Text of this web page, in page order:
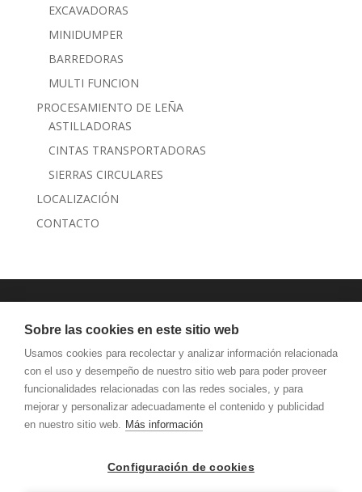
EXCAVADORAS
MINIDUMPER
BARREDORAS
MULTI FUNCION
PROCESAMIENTO DE LEÑA
ASTILLADORAS
CINTAS TRANSPORTADORAS
SIERRAS CIRCULARES
LOCALIZACIÓN
CONTACTO
JANSEN MAQUINARIA
AVISO LEGAL Y PRIVACIDAD
Sobre las cookies en este sitio web
Usamos cookies para recolectar y analizar información relacionada
con el uso y desempeño de nuestro sitio web para poder proveer
funcionalidades relacionadas con las redes sociales, y para
mejorar y personalizar adecuadamente el contenido y publicidad
en nuestro sitio web. Más información
Configuración de cookies